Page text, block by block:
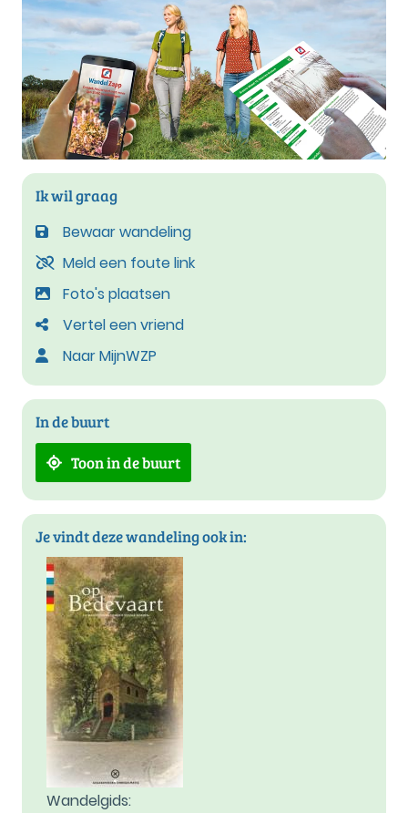
Ik wil graag
Bewaar wandeling
Meld een foute link
Foto's plaatsen
Vertel een vriend
Naar MijnWZP
In de buurt
Toon in de buurt
Je vindt deze wandeling ook in:
Wandelgids: